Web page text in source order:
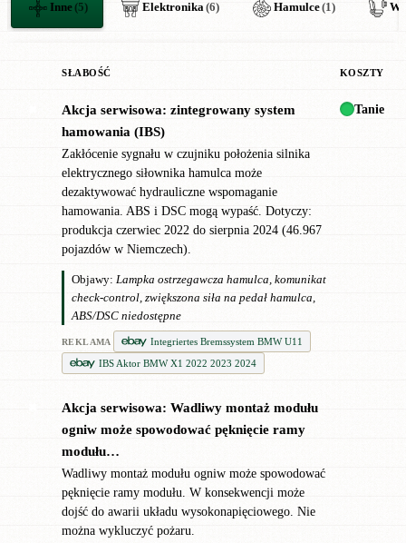
Inne(5) Elektronika(6) Hamulce(1)
SŁABOŚĆ KOSZTY
Akcja serwisowa: zintegrowany system
hamowania (IBS)
Zakłócenie sygnału w czujniku położenia silnika
elektrycznego siłownika hamulca może
dezaktywować hydrauliczne wspomaganie
hamowania. ABS i DSC mogą wypaść. Dotyczy:
produkcja czerwiec 2022 do sierpnia 2024 (46.967
pojazdów w Niemczech).
Objawy: Lampka ostrzegawcza hamulca, komunikat
check-control, zwiększona siła na pedał hamulca,
ABS/DSC niedostępne
REKLAMA
Integriertes Bremssystem BMW U11
IBS Aktor BMW X1 2022 2023 2024
Tanie
Akcja serwisowa: Wadliwy montaż modułu
ogniw może spowodować pęknięcie ramy
modułu…
Wadliwy montaż modułu ogniw może spowodować
pęknięcie ramy modułu. W konsekwencji może
dojść do awarii układu wysokonapięciowego. Nie
można wykluczyć pożaru.